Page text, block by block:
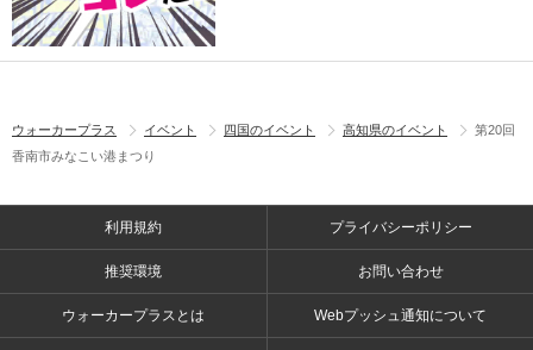
ウォーカープラス イベント 四国のイベント 高知県のイベント
第20回
香南市みなこい港まつり
利用規約 プライバシーポリシー
推奨環境 お問い合わせ
ウォーカープラスとは Webプッシュ通知について